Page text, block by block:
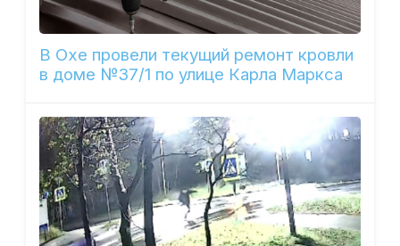
В Охе провели текущий ремонт кровли
в доме №37/1 по улице Карла Маркса